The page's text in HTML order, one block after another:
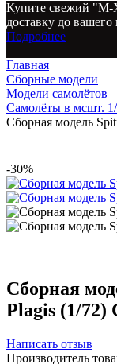
Купите свежий "М-
доставку до вашего
Подробнее
Главная
Сборные модели
Модели самолётов
Самолёты в мсшт.
Сборная модель
-30%
Сборная
Plagis (1/72)
Написать отзыв
Производитель